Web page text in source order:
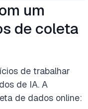
um
de coleta
de trabalhar
de IA. A
de dados online: